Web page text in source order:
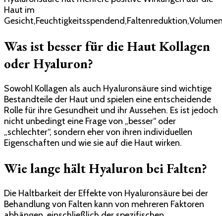
Haut im
Was ist besser für die Haut Kollagen
oder Hyaluron?
Sowohl Kollagen als auch Hyaluronsäure sind wichtige
Bestandteile der Haut und spielen eine entscheidende
Rolle für ihre Gesundheit und ihr Aussehen. Es ist jedoch
nicht unbedingt eine Frage von „besser“ oder
„schlechter“, sondern eher von ihren individuellen
Eigenschaften und wie sie auf die Haut wirken.
Wie lange hält Hyaluron bei Falten?
Die Haltbarkeit der Effekte von Hyaluronsäure bei der
Behandlung von Falten kann von mehreren Faktoren